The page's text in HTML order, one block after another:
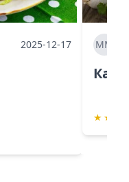
2025-12-17 ММ
★ ★